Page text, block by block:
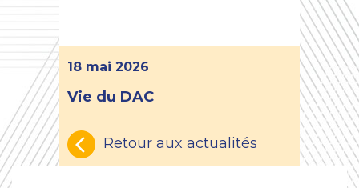
18 mai 2026
Vie du DAC
Retour aux actualités